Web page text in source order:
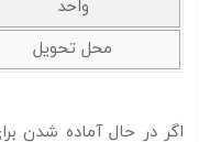
واحد
محل تحویل
اگر در حال آماده شدن